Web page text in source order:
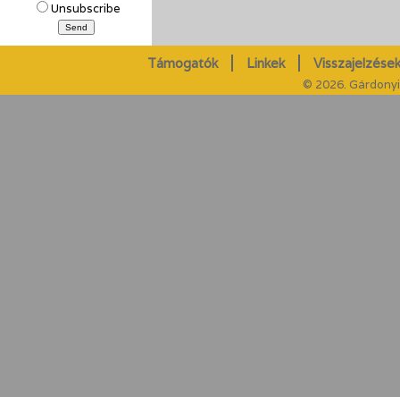
Unsubscribe
Támogatók Linkek
© 2026.